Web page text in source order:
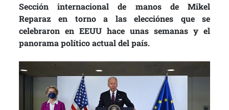
Sección internacional de manos de Mikel
Reparaz en torno a las elecciónes que se
celebraron en EEUU hace unas semanas y el
panorama político actual del país.